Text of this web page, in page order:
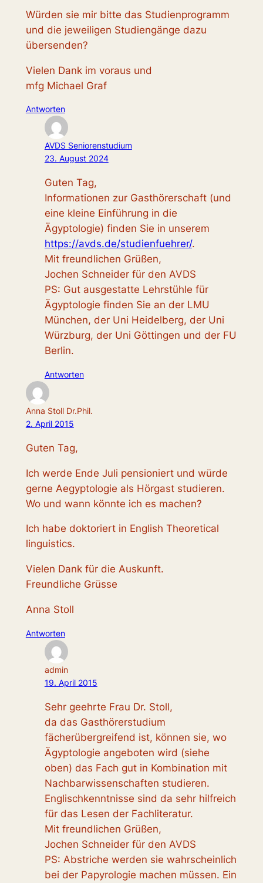
Würden sie mir bitte das Studienprogramm
und die jeweiligen Studiengänge dazu
übersenden?
Vielen Dank im voraus und
mfg Michael Graf
Antworten
AVDS Seniorenstudium
23. August 2024
Guten Tag,
Informationen zur Gasthörerschaft (und
eine kleine Einführung in die
Ägyptologie) finden Sie in unserem
https://avds.de/studienfuehrer/.
Mit freundlichen Grüßen,
Jochen Schneider für den AVDS
PS: Gut ausgestatte Lehrstühle für
Ägyptologie finden Sie an der LMU
München, der Uni Heidelberg, der Uni
Würzburg, der Uni Göttingen und der FU
Berlin.
Antworten
Anna Stoll Dr.Phil.
2. April 2015
Guten Tag,
Ich werde Ende Juli pensioniert und würde
gerne Aegyptologie als Hörgast studieren.
Wo und wann könnte ich es machen?
Ich habe doktoriert in English Theoretical
linguistics.
Vielen Dank für die Auskunft.
Freundliche Grüsse
Anna Stoll
Antworten
admin
19. April 2015
Sehr geehrte Frau Dr. Stoll,
da das Gasthörerstudium
fächerübergreifend ist, können sie, wo
Ägyptologie angeboten wird (siehe
oben) das Fach gut in Kombination mit
Nachbarwissenschaften studieren.
Englischkenntnisse sind da sehr hilfreich
für das Lesen der Fachliteratur.
Mit freundlichen Grüßen,
Jochen Schneider für den AVDS
PS: Abstriche werden sie wahrscheinlich
bei der Papyrologie machen müssen. Ein